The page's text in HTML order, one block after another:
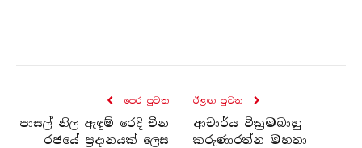
පෙර පුව​ත
පාසල් නිල ඇඳුම් රෙදි චීන
රජයේ ප්‍රදානයක් ලෙස
ඊළඟ පුව​ත
ආචාර්ය වික්‍රමබාහු
කරුණාරත්න මහතා